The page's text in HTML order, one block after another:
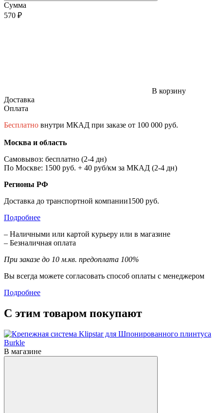
Сумма
570 ₽
В корзину
Доставка
Оплата
Бесплатно внутри МКАД при заказе от 100 000 руб.
Москва и область
Самовывоз: бесплатно (2-4 дн)
По Москве: 1500 руб. + 40 руб/км за МКАД (2-4 дн)
Регионы РФ
Доставка до транспортной компании1500 руб.
Подробнее
– Наличными или картой курьеру или в магазине
– Безналичная оплата
При заказе до 10 м.кв. предоплата 100%
Вы всегда можете согласовать способ оплаты с менеджером
Подробнее
С этим товаром покупают
В магазине